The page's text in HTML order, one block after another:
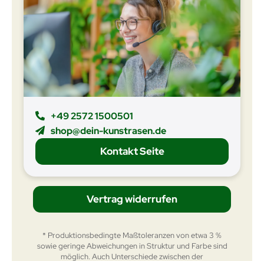
+49 2572 1500501
shop@dein-kunstrasen.de
Kontakt Seite
Vertrag widerrufen
* Produktionsbedingte Maßtoleranzen von etwa 3 %
sowie geringe Abweichungen in Struktur und Farbe sind
möglich. Auch Unterschiede zwischen der